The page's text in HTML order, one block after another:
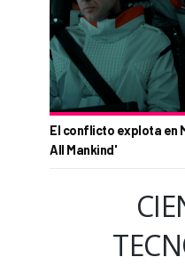
El conflicto explota en
All Mankind'